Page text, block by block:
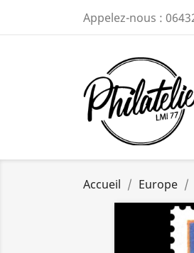
Appelez-nous :
Accueil Europe